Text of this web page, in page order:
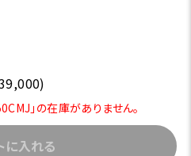
」の在庫がありません。
に入れる